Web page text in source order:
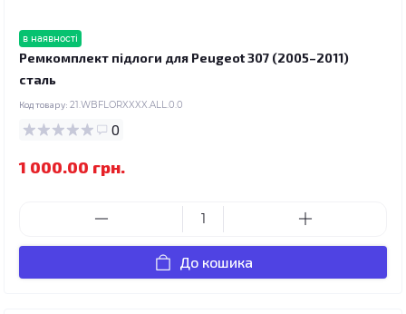
в наявності
Ремкомплект підлоги для Peugeot 307 (2005–2011)
сталь
Код товару: 21.WBFLORXXXX.ALL.0.0
0
1 000.00 грн.
До кошика